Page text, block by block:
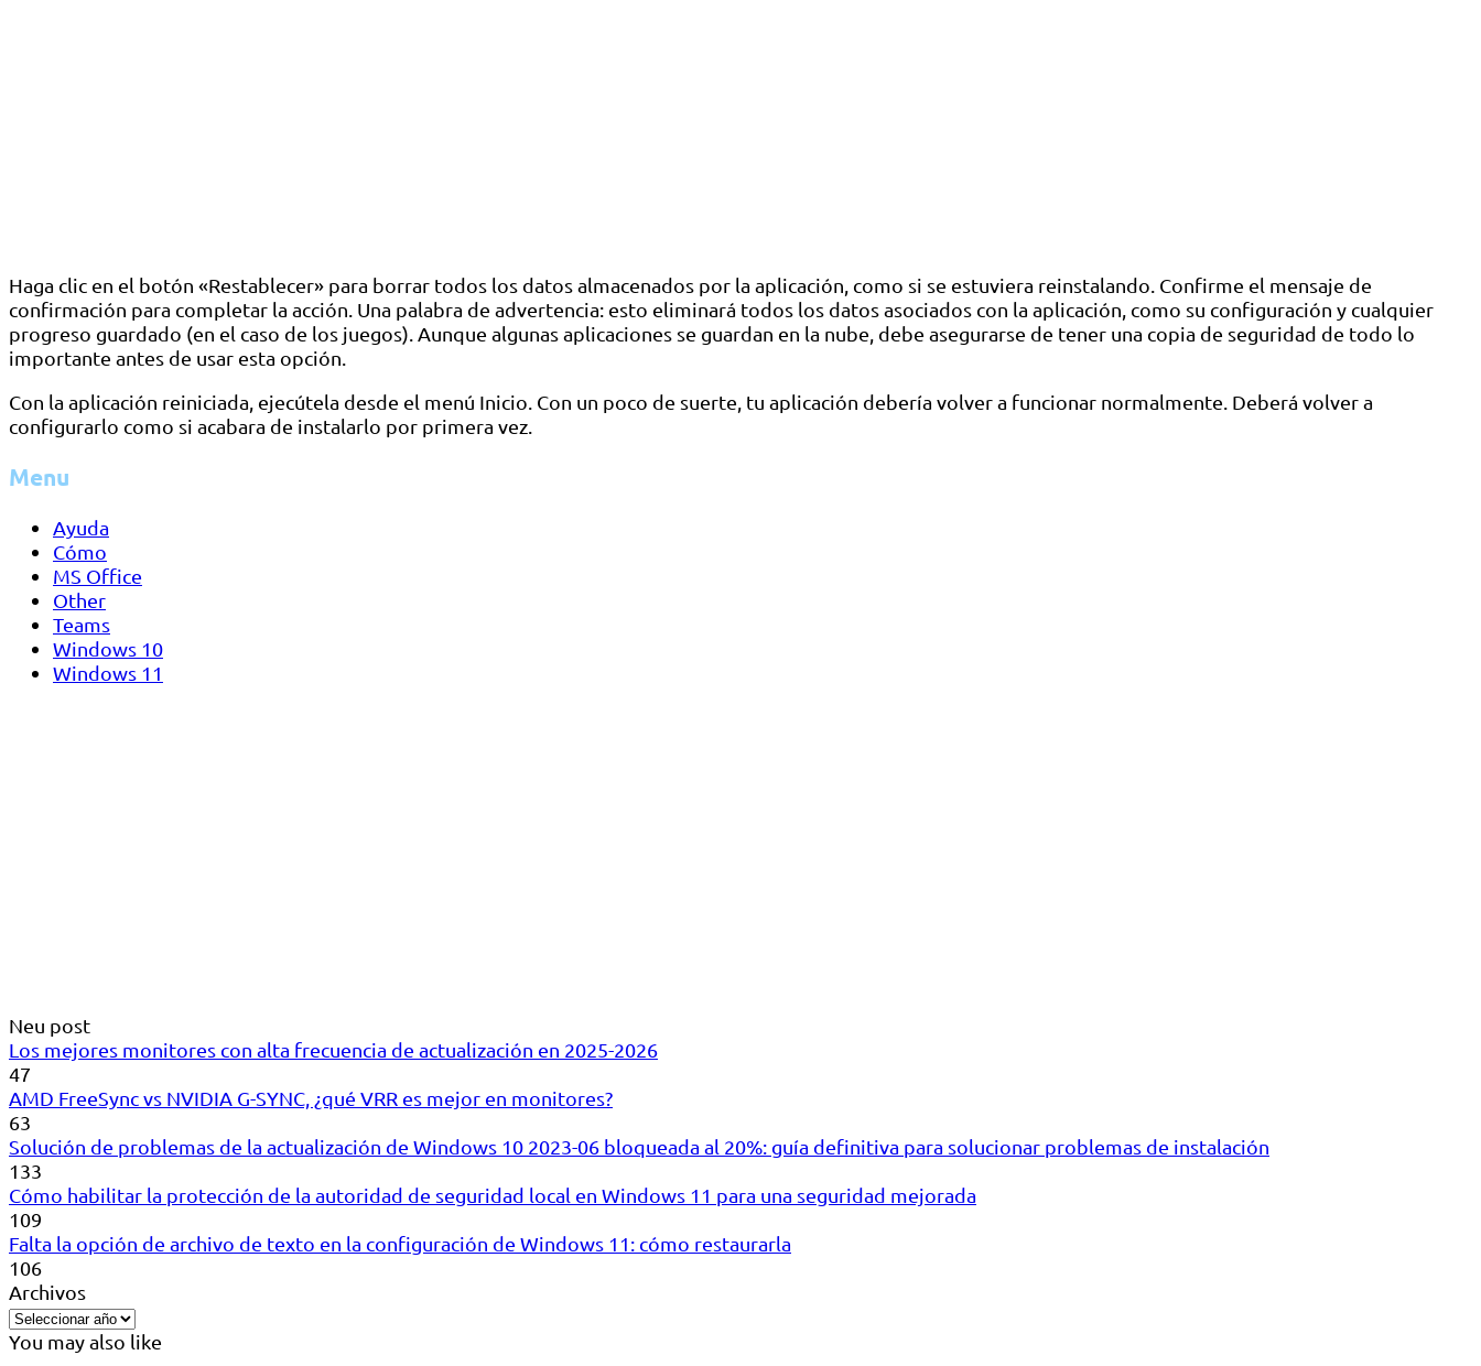
Haga clic en el botón «Restablecer» para borrar todos los datos almacenados por la aplicación, como si se estuviera reinstalando. Confirme el mensaje de
confirmación para completar la acción. Una palabra de advertencia: esto eliminará todos los datos asociados con la aplicación, como su configuración y cualquier
progreso guardado (en el caso de los juegos). Aunque algunas aplicaciones se guardan en la nube, debe asegurarse de tener una copia de seguridad de todo lo
importante antes de usar esta opción.
Con la aplicación reiniciada, ejecútela desde el menú Inicio. Con un poco de suerte, tu aplicación debería volver a funcionar normalmente. Deberá volver a
configurarlo como si acabara de instalarlo por primera vez.
Menu
Ayuda
Cómo
MS Office
Other
Teams
Windows 10
Windows 11
Neu post
Los mejores monitores con alta frecuencia de actualización en 2025-2026
47
AMD FreeSync vs NVIDIA G-SYNC, ¿qué VRR es mejor en monitores?
63
Solución de problemas de la actualización de Windows 10 2023-06 bloqueada al 20%: guía definitiva para solucionar problemas de instalación
133
Cómo habilitar la protección de la autoridad de seguridad local en Windows 11 para una seguridad mejorada
109
Falta la opción de archivo de texto en la configuración de Windows 11: cómo restaurarla
106
Archivos
You may also like